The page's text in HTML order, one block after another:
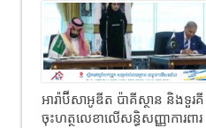
អារ៉ាប៊ីសាអូឌីត ប៉ាគីស្ថាន និងទួរគី
ចុះហត្ថលេខាលើសន្ធិសញ្ញាការពារ